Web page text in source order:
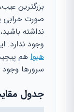
بزرگترین
صورت
نداشته
وجود ندارد.
هیوا هم
سرورها وجود
جدول